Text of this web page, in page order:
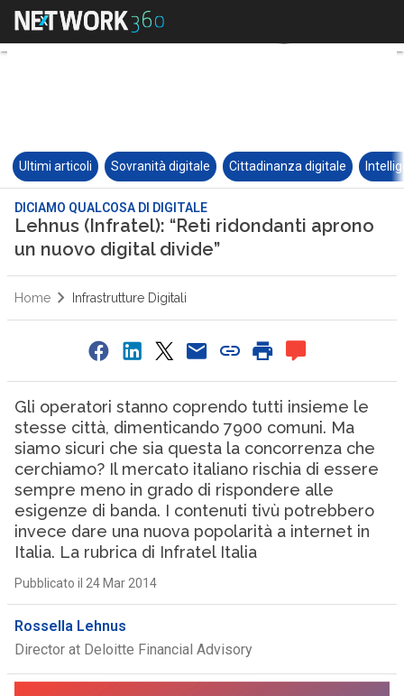
Ultimi articoli Sovranità digitale Cittadinanza digitale
DICIAMO QUALCOSA DI DIGITALE
Lehnus (Infratel): “Reti ridondanti aprono
un nuovo digital divide”
Home Infrastrutture Digitali
Gli operatori stanno coprendo tutti insieme le
stesse città, dimenticando 7900 comuni. Ma
siamo sicuri che sia questa la concorrenza che
cerchiamo? Il mercato italiano rischia di essere
sempre meno in grado di rispondere alle
esigenze di banda. I contenuti tivù potrebbero
invece dare una nuova popolarità a internet in
Italia. La rubrica di Infratel Italia
Pubblicato il 24 Mar 2014
Rossella Lehnus
Director at Deloitte Financial Advisory